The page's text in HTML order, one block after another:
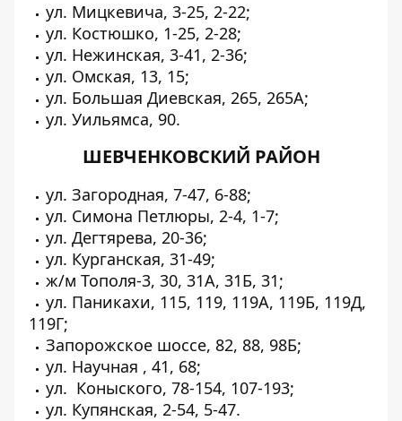
ул. Мицкевича, 3-25, 2-22;
ул. Костюшко, 1-25, 2-28;
ул. Нежинская, 3-41, 2-36;
ул. Омская, 13, 15;
ул. Большая Диевская, 265, 265А;
ул. Уильямса, 90.
ШЕВЧЕНКОВСКИЙ РАЙОН
ул. Загородная, 7-47, 6-88;
ул. Симона Петлюры, 2-4, 1-7;
ул. Дегтярева, 20-36;
ул. Курганская, 31-49;
ж/м Тополя-3, 30, 31А, 31Б, 31;
ул. Паникахи, 115, 119, 119А, 119Б, 119Д,
119Г;
Запорожское шоссе, 82, 88, 98Б;
ул. Научная , 41, 68;
ул. Коныского, 78-154, 107-193;
ул. Купянская, 2-54, 5-47.